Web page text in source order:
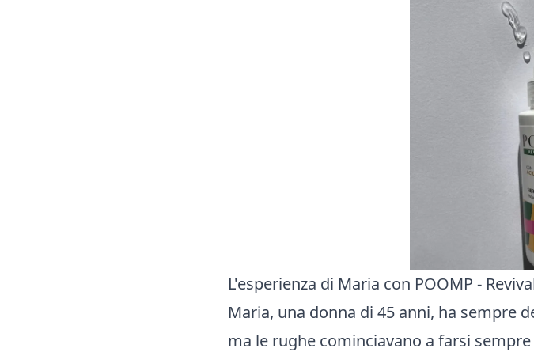
L'esperienza di Maria con POOMP -
Maria, una donna di 45 anni, ha sempre
ma le rughe cominciavano a farsi